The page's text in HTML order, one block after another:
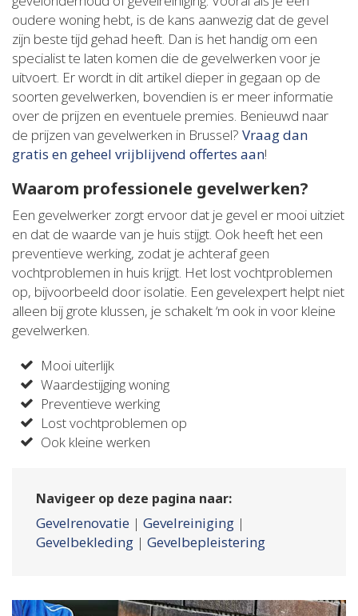
oudere woning hebt, is de kans aanwezig dat de gevel
zijn beste tijd gehad heeft. Dan is het handig om een
specialist te laten komen die de gevelwerken voor je
uitvoert. Er wordt in dit artikel dieper in gegaan op de
soorten gevelwerken, bovendien is er meer informatie
over de prijzen en eventuele premies. Benieuwd naar
de prijzen van gevelwerken in Brussel? Vraag dan
gratis en geheel vrijblijvend offertes aan!
Waarom professionele gevelwerken?
Een gevelwerker zorgt ervoor dat je gevel er mooi uitziet
en dat de waarde van je huis stijgt. Ook heeft het een
preventieve werking, zodat je achteraf geen
vochtproblemen in huis krijgt. Het lost vochtproblemen
op, bijvoorbeeld door isolatie. Een gevelexpert helpt niet
alleen bij grote klussen, je schakelt ‘m ook in voor kleine
gevelwerken.
Mooi uiterlijk
Waardestijging woning
Preventieve werking
Lost vochtproblemen op
Ook kleine werken
Navigeer op deze pagina naar:
Gevelrenovatie | Gevelreiniging |
Gevelbekleding | Gevelbepleistering